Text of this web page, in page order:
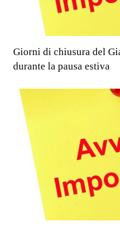
Giorni di chiusura del
durante la pausa estiva